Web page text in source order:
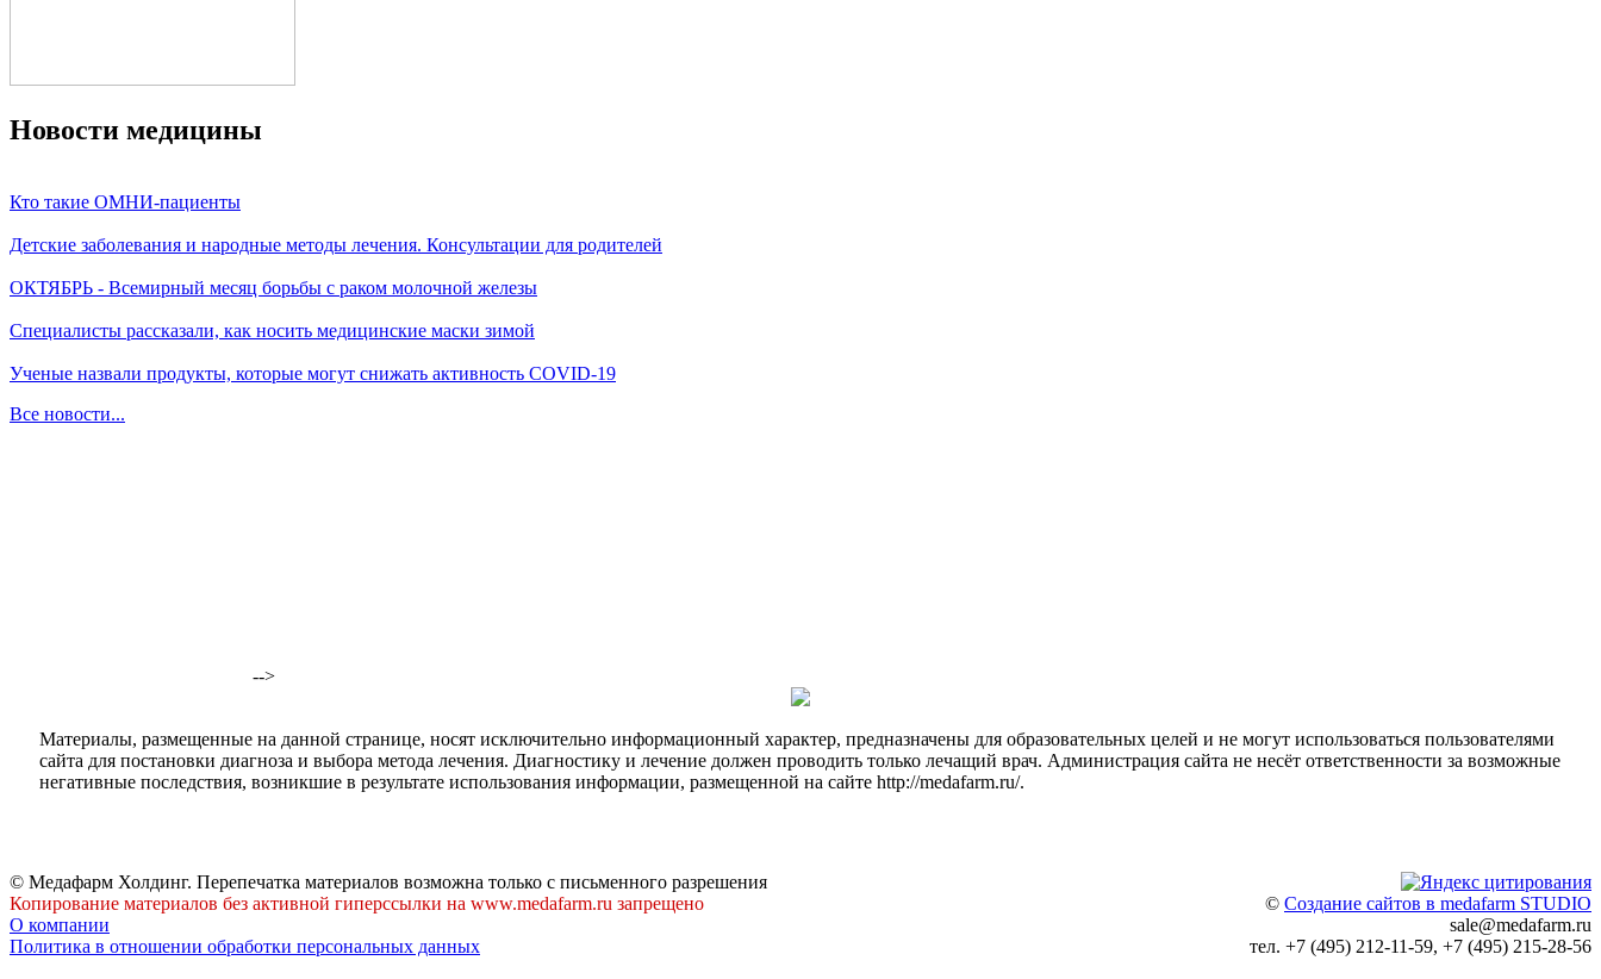
Новости медицины
Кто такие ОМНИ-пациенты
Детские заболевания и народные методы лечения. Консультации для родителей
ОКТЯБРЬ - Всемирный месяц борьбы с раком молочной железы
Специалисты рассказали, как носить медицинские маски зимой
Ученые назвали продукты, которые могут снижать активность COVID-19
Все новости...
-->
Материалы, размещенные на данной странице, носят исключительно информационный характер, предназначены для образовательных целей и не могут использоваться пользователями
сайта для постановки диагноза и выбора метода лечения. Диагностику и лечение должен проводить только лечащий врач. Администрация сайта не несёт ответственности за возможные
негативные последствия, возникшие в результате использования информации, размещенной на сайте http://medafarm.ru/.
© Медафарм Холдинг. Перепечатка материалов возможна только с письменного разрешения
Копирование материалов без активной гиперссылки на www.medafarm.ru запрещено
О компании
Политика в отношении обработки персональных данных
© Создание сайтов в medafarm STUDIO
sale@medafarm.ru
тел. +7 (495) 212-11-59, +7 (495) 215-28-56